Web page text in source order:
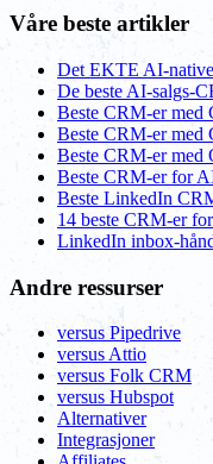
Våre beste artikler
Det EKTE AI-
De beste AI-salgs-
Beste CRM-er med
Beste CRM-er med
Beste CRM-er med
Beste CRM-er for
Beste LinkedIn
14 beste CRM-er
LinkedIn inbox-
Andre ressurser
versus Pipedrive
versus Attio
versus Folk CRM
versus Hubspot
Alternativer
Integrasjoner